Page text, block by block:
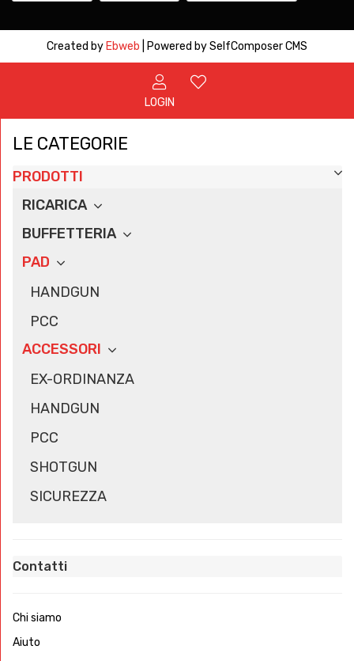
Created by Ebweb | Powered by SelfComposer CMS
LOGIN
LE CATEGORIE
PRODOTTI
RICARICA
BUFFETTERIA
PAD
HANDGUN
PCC
ACCESSORI
EX-ORDINANZA
HANDGUN
PCC
SHOTGUN
SICUREZZA
Contatti
Chi siamo
Aiuto